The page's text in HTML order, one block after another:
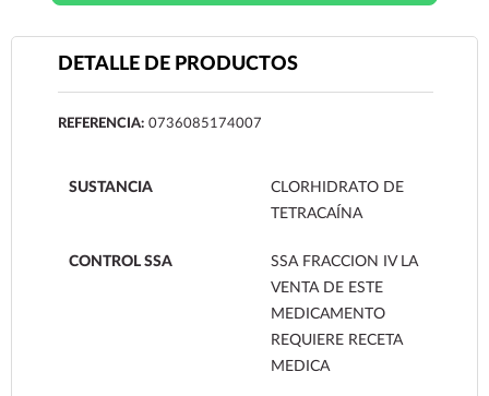
DETALLE DE PRODUCTOS
REFERENCIA: 0736085174007
SUSTANCIA
CLORHIDRATO DE
TETRACAÍNA
CONTROL SSA
SSA FRACCION IV LA
VENTA DE ESTE
MEDICAMENTO
REQUIERE RECETA
MEDICA